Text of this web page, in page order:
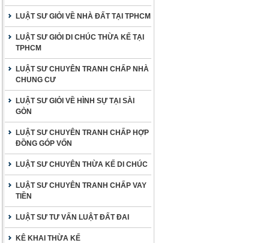
LUẬT SƯ GIỎI VỀ NHÀ ĐẤT TẠI TPHCM
LUẬT SƯ GIỎI DI CHÚC THỪA KẾ TẠI
TPHCM
LUẬT SƯ CHUYÊN TRANH CHẤP NHÀ
CHUNG CƯ
LUẬT SƯ GIỎI VỀ HÌNH SỰ TẠI SÀI
GÒN
LUẬT SƯ CHUYÊN TRANH CHẤP HỢP
ĐỒNG GÓP VỐN
LUẬT SƯ CHUYÊN THỪA KẾ DI CHÚC
LUẬT SƯ CHUYÊN TRANH CHẤP VAY
TIỀN
LUẬT SƯ TƯ VẤN LUẬT ĐẤT ĐAI
KÊ KHAI THỪA KẾ